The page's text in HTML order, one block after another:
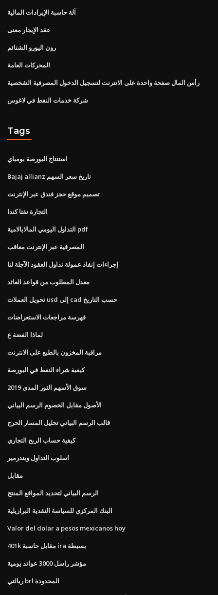
آلة حاسبة الإيرادات المالية
عقد الإيجار معنى
رون اليورو الشتائم
المحركات العامة
رأس المال صفحة واحدة على الانترنت لتسجيل الدخول المصرفية الشخصية
شركة خدمات النفط في لاغوس
Tags
استنتاج البورصة بومباي
Bajaj allianz تاريخ سعر السهم
تصميم موقع حجز فندق عبر الإنترنت
التجارة نفتا كندا
التداول اليومي المالايالامية pdf
المصرفية عبر الإنترنت معاقب
إجراءات إنفاذ عمولة تداول العقود الآجلة لنا
معدل المطلوب من قواعد العائد
تحويل العملات usd إلى cad حسب التاريخ
فهرسة مراجعات الاستعراضات
لماذا الفضة ع
مراقبة المخزون بالطبع على الانترنت
كيفية شراء النفط في البورصة
سوق الأسهم الثور المدى 2019
الأصول مقابل الخصوم الرسم البياني
قالب الرسم البياني تحليل المسار الحرج
كيفية حساب الربح التجاري
اسلوب التداول ويندرمير
مقابل
الرسم البياني لتحديد المواقع المنتج
البنك المركزي للسياسة النقدية البرازيلية
Valor del dolar a pesos mexicanos hoy
401k مقابل حاسبة ira بسيطة
مؤشر راسل 3000 عوائد يومية
ريالتي brl المحدودة